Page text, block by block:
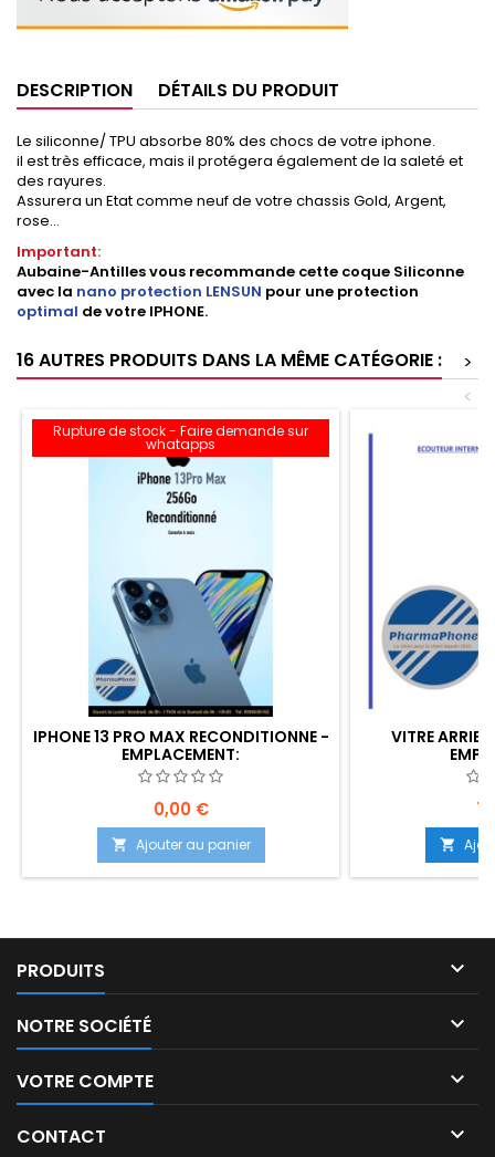
DESCRIPTION DÉTAILS DU PRODUIT
Le siliconne/ TPU absorbe 80% des chocs de votre iphone.
il est très efficace, mais il protégera également de la saleté et
des rayures.
Assurera un Etat comme neuf de votre chassis Gold, Argent,
rose...
Important:
Aubaine-Antilles vous recommande cette coque Siliconne
avec la nano protection LENSUN pour une protection
optimal de votre IPHONE.
16 AUTRES PRODUITS DANS LA MÊME CATÉGORIE :
>
<
Rupture de stock - Faire demande sur
whatapps
IPHONE 13 PRO MAX RECONDITIONNE -
EMPLACEMENT:
0,00 €
 Ajouter au panier
VITRE

PRODUITS 
NOTRE SOCIÉTÉ 
VOTRE COMPTE 
CONTACT 